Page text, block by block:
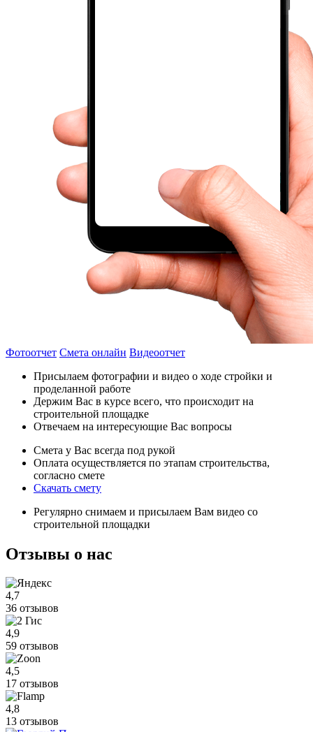
Фотоотчет Смета онлайн Видеоотчет
Присылаем фотографии и видео о ходе стройки и
проделанной работе
Держим Вас в курсе всего, что происходит на
строительной площадке
Отвечаем на интересующие Вас вопросы
Смета у Вас всегда под рукой
Оплата осуществляется по этапам строительства,
согласно смете
Скачать смету
Регулярно снимаем и присылаем Вам видео со
строительной площадки
Отзывы о нас
4,7
36 отзывов
4,9
59 отзывов
4,5
17 отзывов
4,8
13 отзывов